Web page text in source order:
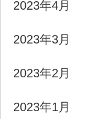
2023年4月
2023年3月
2023年2月
2023年1月